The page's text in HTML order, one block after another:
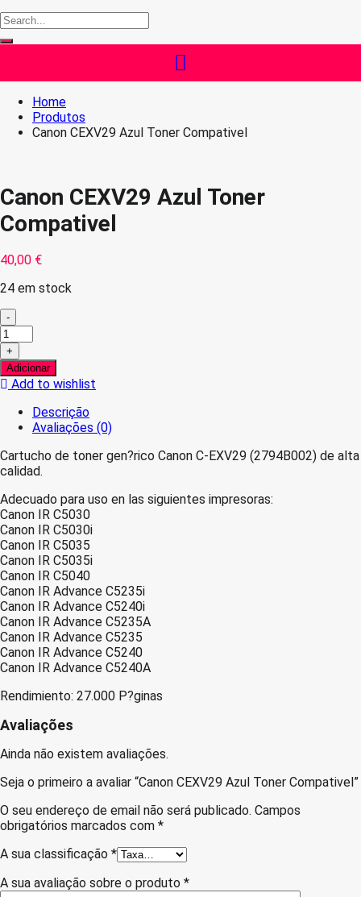
Home
Produtos
Canon CEXV29 Azul Toner Compativel
Canon CEXV29 Azul Toner
Compativel
40,00 €
24 em stock
-
Quantidade
de
Canon
CEXV29
Azul
Toner
Compativel
+
Adicionar
Add to wishlist
Descrição
Avaliações (0)
Cartucho de toner gen?rico Canon C-EXV29 (2794B002) de alta
calidad.
Adecuado para uso en las siguientes impresoras:
Canon IR C5030
Canon IR C5030i
Canon IR C5035
Canon IR C5035i
Canon IR C5040
Canon IR Advance C5235i
Canon IR Advance C5240i
Canon IR Advance C5235A
Canon IR Advance C5235
Canon IR Advance C5240
Canon IR Advance C5240A
Rendimiento: 27.000 P?ginas
Avaliações
Ainda não existem avaliações.
Seja o primeiro a avaliar “Canon CEXV29 Azul Toner Compativel”
O seu endereço de email não será publicado. Campos
obrigatórios marcados com *
A sua classificação *
A sua avaliação sobre o produto *